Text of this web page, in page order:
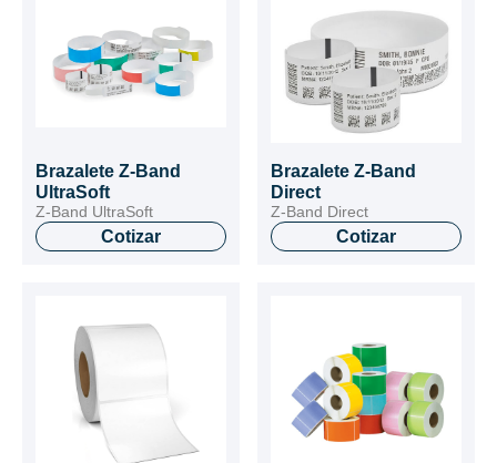
Brazalete Z-Band
UltraSoft
Z-Band UltraSoft
Cotizar
Brazalete Z-Band
Direct
Z-Band Direct
Cotizar